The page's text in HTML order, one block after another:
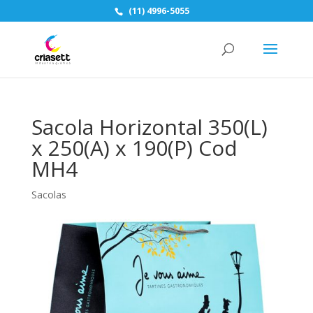
(11) 4996-5055
Sacola Horizontal 350(L)
x 250(A) x 190(P) Cod
MH4
Sacolas